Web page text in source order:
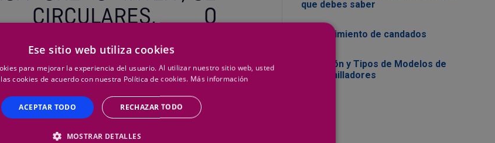
CIRCULARES, O
PASANDO A
ACABANDO CON LAS
RAZONABLES QUE
que debes saber
Mantenimiento de candados
Evolución y Tipos de Modelos de
Destornilladores
Ese sitio web utiliza cookies
para mejorar la experiencia del usuario. Al utilizar nuestro sitio web, usted
cookies de acuerdo con nuestra Política de cookies. Más información
ACEPTAR TODO RECHAZAR TODO
MOSTRAR DETALLES